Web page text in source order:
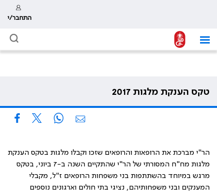
התחבר/י
טקס הענקת מלגות 2017
הר"י מברכת את הרופאות והרופאים שזכו וקבלו מלגות בטקס הענקת
מלגות מח"ח המסורתי של הר"י שהתקיים השנה ב-7 ביוני, בטקס
מרגש במיוחד בהשתתפות בני משפחות הרופאים ז"ל, מקבלי
המענקים ובני משפחותיהם, נציגי בתי חולים וארגונים נוספים